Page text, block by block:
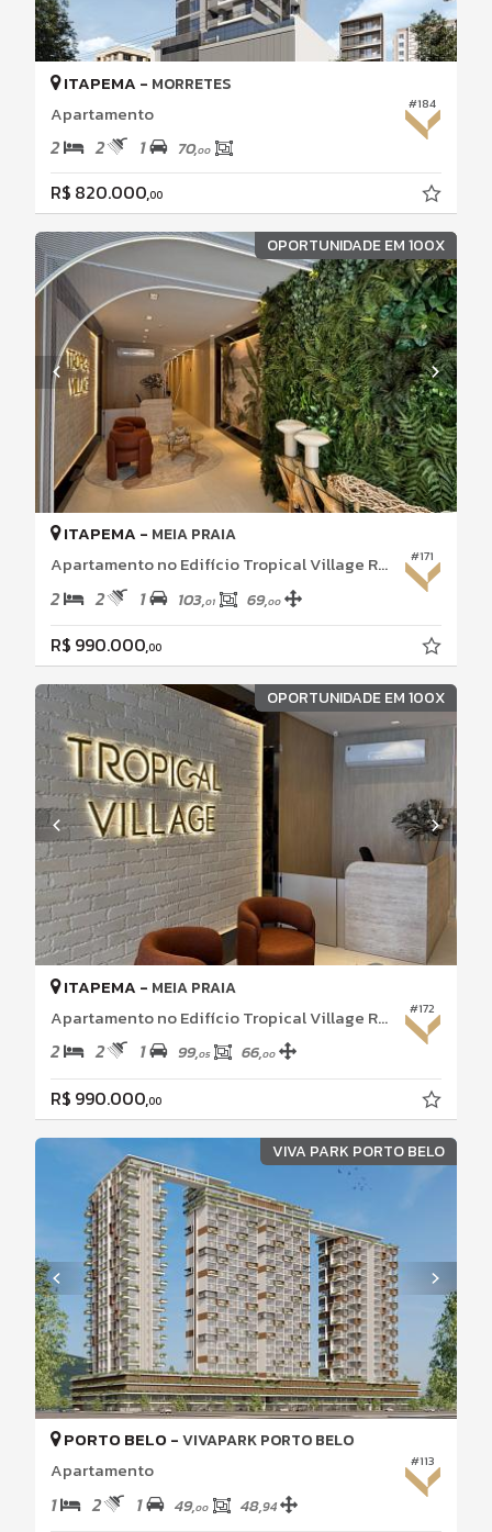
#184
ITAPEMA - MORRETES
Apartamento
2 2 1 70,00
R$ 820.000,00
OPORTUNIDADE EM 100X
#171
ITAPEMA - MEIA PRAIA
Apartamento no Edifício Tropical Village Residence
2 2 1 103,01 69,00
R$ 990.000,00
OPORTUNIDADE EM 100X
#172
ITAPEMA - MEIA PRAIA
Apartamento no Edifício Tropical Village Residence
2 2 1 99,05 66,00
R$ 990.000,00
VIVA PARK PORTO BELO
#113
PORTO BELO -VIVAPARK PORTO BELO
Apartamento
1 2 1 49,00 48,94